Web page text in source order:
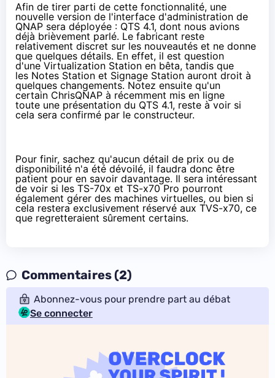
Afin de tirer parti de cette fonctionnalité, une
nouvelle version de l'interface d'administration de
QNAP sera déployée : QTS 4.1, dont nous avions
déjà brièvement parlé. Le fabricant reste
relativement discret sur les nouveautés et ne donne
que quelques détails. En effet, il est question
d'une Virtualization Station en bêta, tandis que
les Notes Station et Signage Station auront droit à
quelques changements. Notez ensuite qu'un
certain ChrisQNAP à récemment mis en ligne
toute une présentation du QTS 4.1, reste à voir si
cela sera confirmé par le constructeur.
Pour finir, sachez qu'aucun détail de prix ou de
disponibilité n'a été dévoilé, il faudra donc être
patient pour en savoir davantage. Il sera intéressant
de voir si les TS-70x et TS-x70 Pro pourront
également gérer des machines virtuelles, ou bien si
cela restera exclusivement réservé aux TVS-x70, ce
que regretteraient sûrement certains.
Commentaires (2)
Abonnez-vous pour prendre part au débat
Se connecter